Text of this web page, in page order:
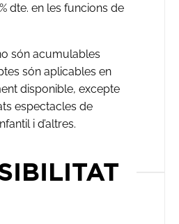
dte. en les funcions de
són acumulables
són aplicables en
disponible, excepte
espectacles de
i d’altres.